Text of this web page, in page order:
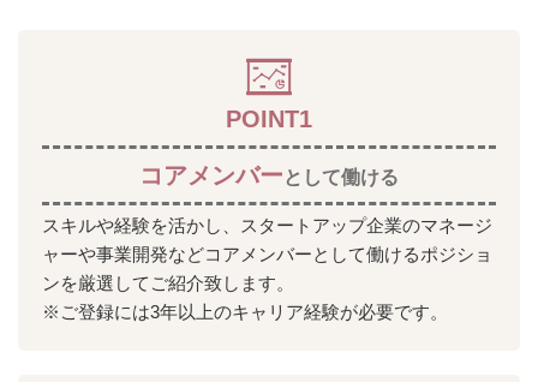
POINT1
コアメンバーとして働ける
スキルや経験を活かし、スタートアップ企業のマネージ
ャーや事業開発などコアメンバーとして働けるポジショ
ンを厳選してご紹介致します。
※ご登録には3年以上のキャリア経験が必要です。